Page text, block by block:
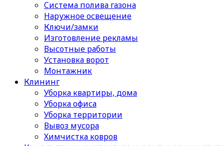
Cистема полива газона
Наружное освещение
Ключи/замки
Изготовление рекламы
Высотные работы
Установка ворот
Монтажник
Клининг
Уборка квартиры, дома
Уборка офиса
Уборка территории
Вывоз мусора
Химчистка ковров